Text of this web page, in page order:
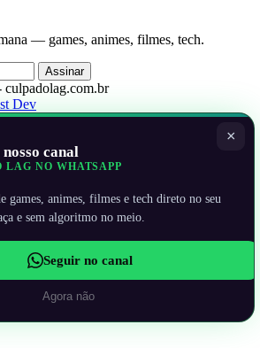
— games, animes, filmes, tech.
Assinar
Dev
×
canal
LAG NO WHATSAPP
games, animes, filmes e tech direto no seu
e sem algoritmo no meio.
Seguir no canal
Agora não